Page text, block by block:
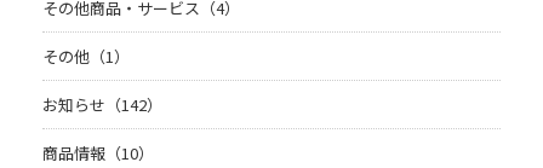
その他商品・サービス（4）
その他（1）
お知らせ（142）
商品情報（10）